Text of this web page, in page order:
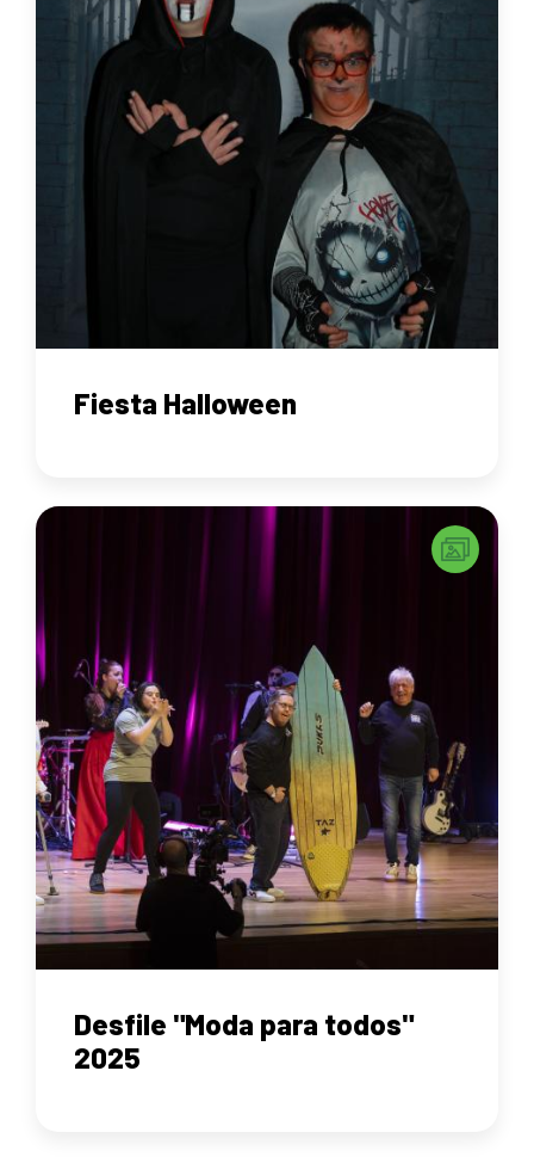
Fiesta Halloween
Desfile "Moda para todos"
2025